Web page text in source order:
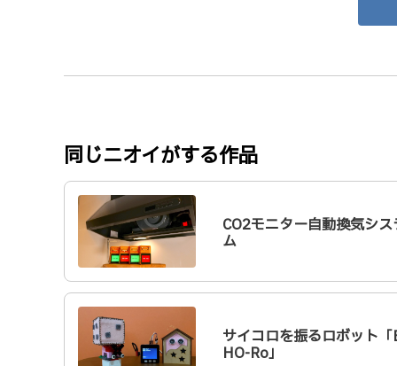
同じニオイがする作品
CO2モニター自動換気シス
ム
サイコロを振るロボット「
HO-Ro」